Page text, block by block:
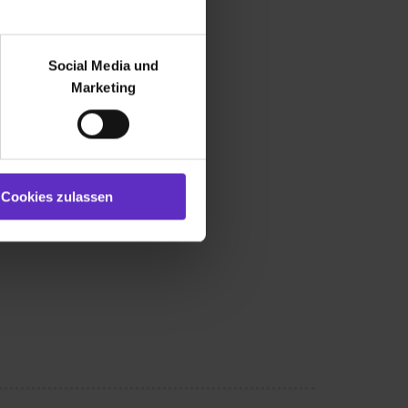
bei Benutzung der
zu analysieren
soziale Medien, Werbung
bereitgestellt hast oder die
auch damit
du nur bestimmte
erlauben“. Die
Social Media und
Marketing
Cookies zulassen